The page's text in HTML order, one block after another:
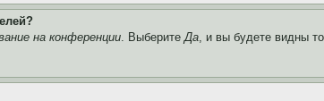
на конференции. ВыберитеДа, и вы будете видны